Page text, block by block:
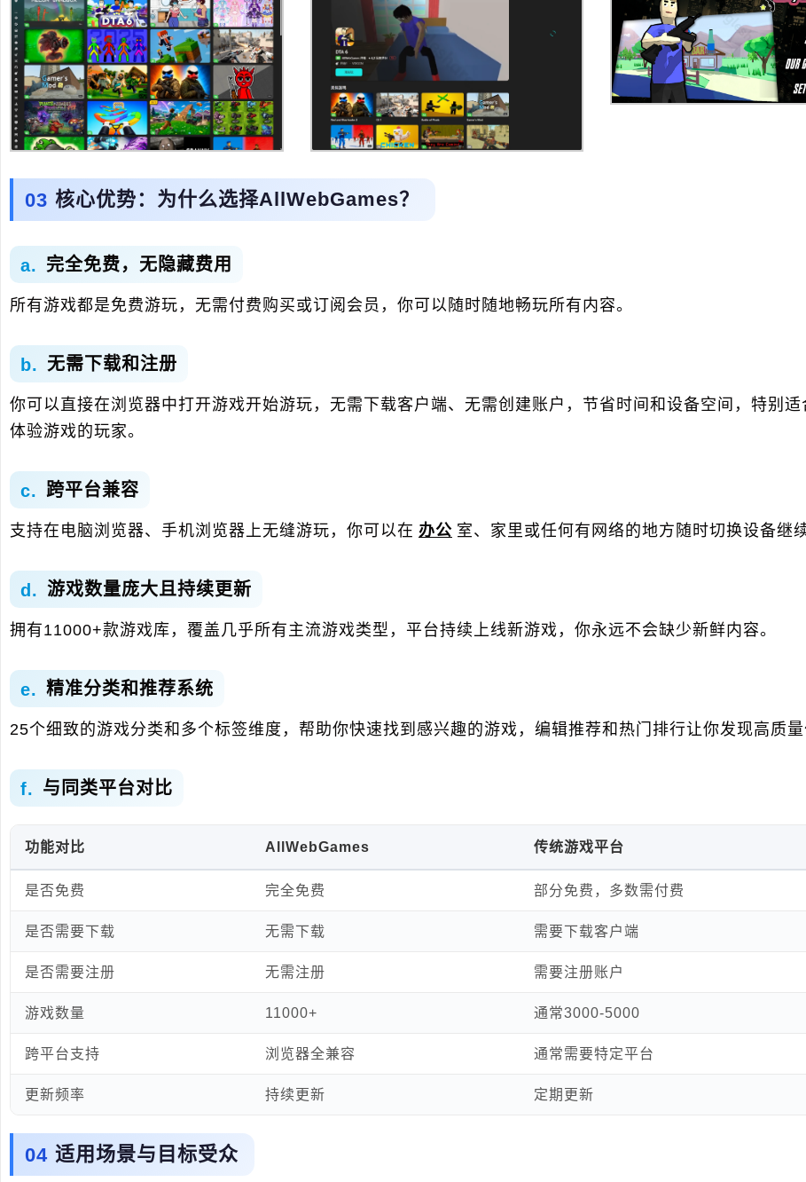
核心优势：为什么选择AllWebGames？
完全免费，无隐藏费用
所有游戏都是免费游玩，无需付费购买或订阅会员，你可以随时随地畅玩所有内容。
无需下载和注册
你可以直接在浏览器中打开游戏开始游玩，无需下载客户端、无需创建账户，节省时间和设备空间，特别适
体验游戏的玩家。
跨平台兼容
支持在电脑浏览器、手机浏览器上无缝游玩，你可以在 办公 室、家里或任何有网络的地方随时切换设备继
游戏数量庞大且持续更新
拥有11000+款游戏库，覆盖几乎所有主流游戏类型，平台持续上线新游戏，你永远不会缺少新鲜内容。
精准分类和推荐系统
25个细致的游戏分类和多个标签维度，帮助你快速找到感兴趣的游戏，编辑推荐和热门排行让你发现高质量
与同类平台对比
功能对比 AllWebGames 传统游戏平台
是否免费 完全免费 部分免费，多数需付费
是否需要下载 无需下载 需要下载客户端
是否需要注册 无需注册 需要注册账户
游戏数量 11000+ 通常3000-5000
跨平台支持 浏览器全兼容 通常需要特定平台
更新频率 持续更新 定期更新
适用场景与目标受众